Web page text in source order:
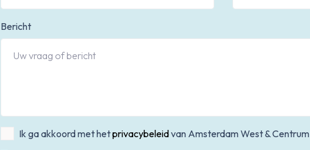
Bericht
Ik ga akkoord met hetprivacybeleidvan Amsterdam West & Centrum